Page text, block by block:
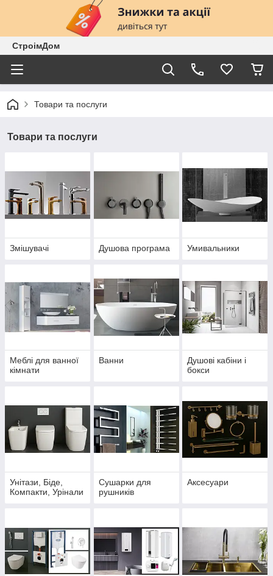
СтроімДом
Товари та послуги
Товари та послуги
Змішувачі Душова програма Умивальники
Меблі для ванної
кімнати
Ванни
Душові кабіни і
бокси
Унітази, Біде,
Компакти, Урінали
Сушарки для
рушників
Аксесуари